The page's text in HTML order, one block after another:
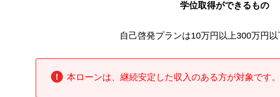
学位取得ができるもの
自己啓発プランは10万円以上300万円
本ローンは、継続安定した収入のある方が対象です